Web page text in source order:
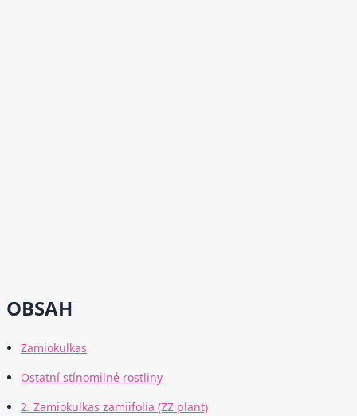
OBSAH
Zamiokulkas
Ostatní stínomilné rostliny
2. Zamiokulkas zamiifolia (ZZ plant)